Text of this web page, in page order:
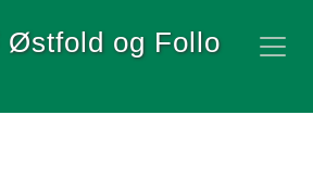
Østfold og Follo